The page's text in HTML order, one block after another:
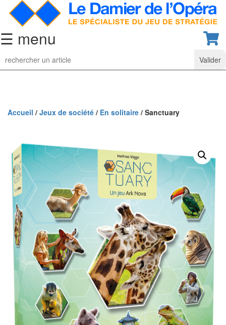
☰ menu
Jeu
d’Echecs
collection
classiques
Pièces
d’échecs
classiques
Coffrets
Echiquiers
et
de
voyage
Echiquiers
électroniques
Accueil / Jeux de société / En solitaire / Sanctuary